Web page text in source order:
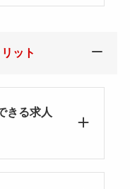
ット
きる求人